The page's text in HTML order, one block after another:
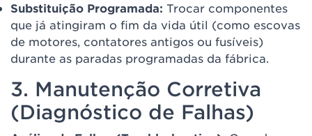
Substituição Programada: Trocar componentes
que já atingiram o fim da vida útil (como escovas
de motores, contatores antigos ou fusíveis)
durante as paradas programadas da fábrica.
3. Manutenção Corretiva
(Diagnóstico de Falhas)